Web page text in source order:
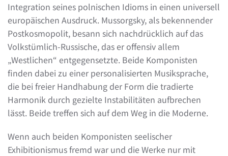
Integration seines polnischen Idioms in einen universell
europäischen Ausdruck. Mussorgsky, als bekennender
Postkosmopolit, besann sich nachdrücklich auf das
Volkstümlich-Russische, das er offensiv allem
„Westlichen“ entgegensetzte. Beide Komponisten
finden dabei zu einer personalisierten Musiksprache,
die bei freier Handhabung der Form die tradierte
Harmonik durch gezielte Instabilitäten aufbrechen
lässt. Beide treffen sich auf dem Weg in die Moderne.
Wenn auch beiden Komponisten seelischer
Exhibitionismus fremd war und die Werke nur mit